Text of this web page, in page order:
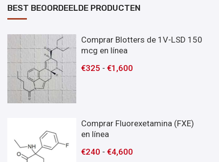
BEST BEOORDEELDE PRODUCTEN
Comprar Blotters de 1V-LSD 150
mcg en línea
€325 -€1,600
Comprar Fluorexetamina (FXE)
en línea
€240 -€4,600